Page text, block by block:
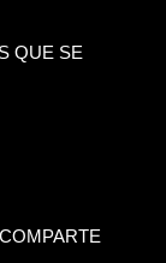
QUE SE